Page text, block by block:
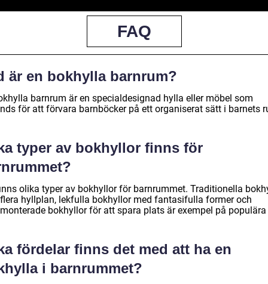
FAQ
är en bokhylla barnrum?
barnrum är en specialdesignad hylla eller möbel som
för att förvara barnböcker på ett organiserat sätt i barnets
typer av bokhyllor finns för
olika typer av bokhyllor för barnrummet. Traditionella
hyllplan, lekfulla bokhyllor med fantasifulla former och
bokhyllor för att spara plats är exempel på
fördelar finns det med att ha en
i barnrummet?